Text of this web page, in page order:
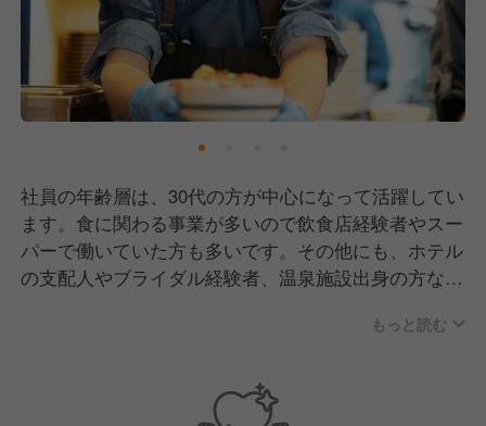
社員の年齢層は、30代の方が中心になって活躍してい
ます。食に関わる事業が多いので飲食店経験者やスー
パーで働いていた方も多いです。その他にも、ホテル
の支配人やブライダル経験者、温泉施設出身の方など
もっと読む